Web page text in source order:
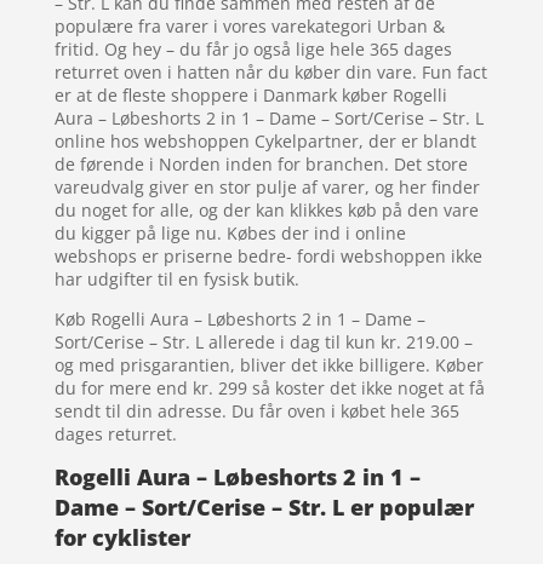
populære fra varer i vores varekategori Urban &
fritid. Og hey – du får jo også lige hele 365 dages
returret oven i hatten når du køber din vare. Fun fact
er at de fleste shoppere i Danmark køber Rogelli
Aura – Løbeshorts 2 in 1 – Dame – Sort/Cerise – Str. L
online hos webshoppen Cykelpartner, der er blandt
de førende i Norden inden for branchen. Det store
vareudvalg giver en stor pulje af varer, og her finder
du noget for alle, og der kan klikkes køb på den vare
du kigger på lige nu. Købes der ind i online
webshops er priserne bedre- fordi webshoppen ikke
har udgifter til en fysisk butik.
Køb Rogelli Aura – Løbeshorts 2 in 1 – Dame –
Sort/Cerise – Str. L allerede i dag til kun kr. 219.00 –
og med prisgarantien, bliver det ikke billigere. Køber
du for mere end kr. 299 så koster det ikke noget at få
sendt til din adresse. Du får oven i købet hele 365
dages returret.
Rogelli Aura – Løbeshorts 2 in 1 –
Dame – Sort/Cerise – Str. L er populær
for cyklister